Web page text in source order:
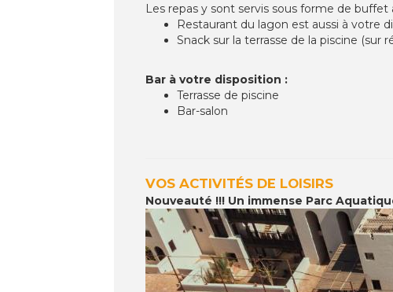
Les repas y sont servis sous forme de
Restaurant du lagon est aussi à votre
Snack sur la terrasse de la piscine (sur
Bar à votre disposition :
Terrasse de piscine
Bar-salon
VOS ACTIVITÉS DE LOISIRS
Nouveauté !!! Un immense Parc